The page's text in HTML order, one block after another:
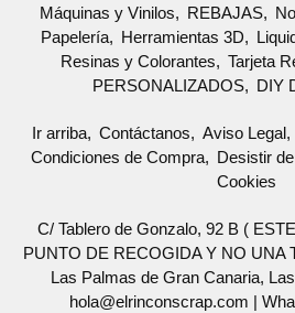
Máquinas y Vinilos
REBAJAS
Papelería
Herramientas 3D
Resinas y Colorantes
Tarjeta
PERSONALIZADOS
DIY
Ir arriba Contáctanos Aviso Legal
Condiciones de Compra
Desistir
Cookies
C/ Tablero de Gonzalo, 92 B (
PUNTO DE RECOGIDA Y NO UNA
Las Palmas de Gran Canaria,
hola@elrinconscrap.com |